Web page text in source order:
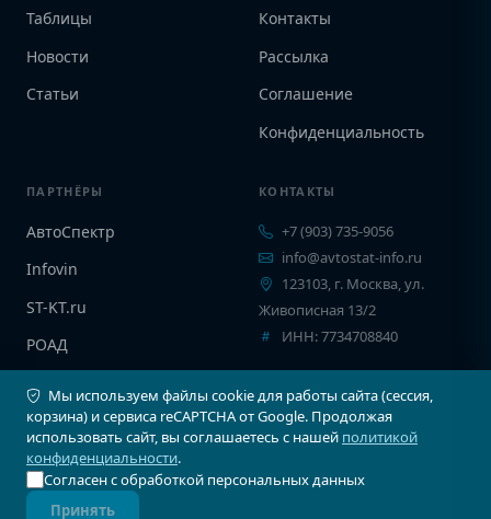
Таблицы
Новости
Статьи
Контакты
Рассылка
Соглашение
Конфиденциальность
ПАРТНЁРЫ
АвтоСпектр
Infovin
ST-KT.ru
РОАД
КОНТАКТЫ
+7 (903) 735-9056
info@avtostat-info.ru
123103, г. Москва, ул.
Живописная 13/2
ИНН: 7734708840
© 2026 Автостат Инфо. Все права защищены.
Карта сайтаСоглашение
Мы используем файлы cookie для работы сайта (сессия,
корзина) и сервиса reCAPTCHA от Google. Продолжая
использовать сайт, вы соглашаетесь с нашей политикой
конфиденциальности.
Согласен с обработкой персональных данных
Принять